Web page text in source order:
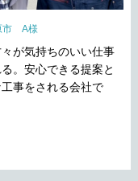
市 A様
が気持ちのいい仕事
。安心できる提案と
事をされる会社で